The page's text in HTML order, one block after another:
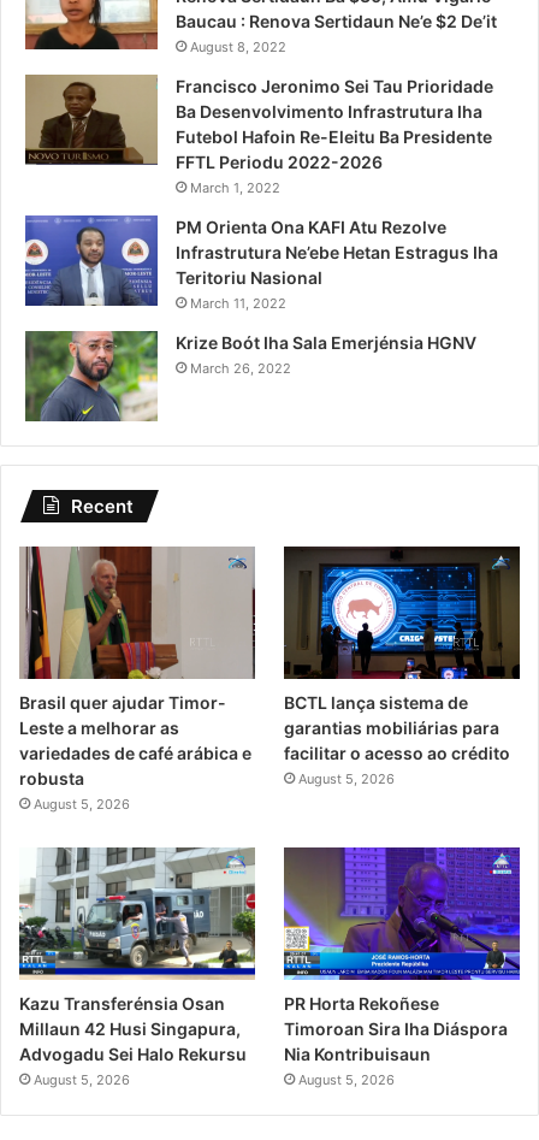
Baucau : Renova Sertidaun Ne’e $2 De’it
August 8, 2022
Francisco Jeronimo Sei Tau Prioridade
Ba Desenvolvimento Infrastrutura Iha
Futebol Hafoin Re-Eleitu Ba Presidente
FFTL Periodu 2022-2026
March 1, 2022
PM Orienta Ona KAFI Atu Rezolve
Infrastrutura Ne’ebe Hetan Estragus Iha
Teritoriu Nasional
March 11, 2022
Krize Boót Iha Sala Emerjénsia HGNV
March 26, 2022
Recent
Brasil quer ajudar Timor-
Leste a melhorar as
variedades de café arábica e
robusta
August 5, 2026
BCTL lança sistema de
garantias mobiliárias para
facilitar o acesso ao crédito
August 5, 2026
Kazu Transferénsia Osan
Millaun 42 Husi Singapura,
Advogadu Sei Halo Rekursu
August 5, 2026
PR Horta Rekoñese
Timoroan Sira Iha Diáspora
Nia Kontribuisaun
August 5, 2026